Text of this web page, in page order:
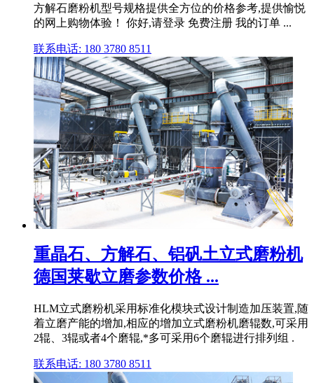
方解石磨粉机型号规格提供全方位的价格参考,提供愉悦
的网上购物体验！ 你好,请登录 免费注册 我的订单 ...
联系电话: 180 3780 8511
重晶石、方解石、铝矾土立式磨粉机
德国莱歇立磨参数价格 ...
HLM立式磨粉机采用标准化模块式设计制造加压装置,随
着立磨产能的增加,相应的增加立式磨粉机磨辊数,可采用
2辊、3辊或者4个磨辊,*多可采用6个磨辊进行排列组 .
联系电话: 180 3780 8511